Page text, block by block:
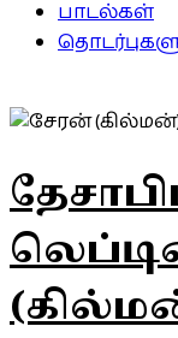
பாடல்கள்